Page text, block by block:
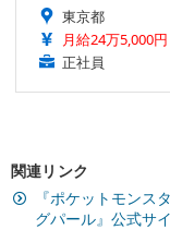
東京都
月給24万5,000
正社員
関連リンク
『ポケットモンス
グパール』公式サ